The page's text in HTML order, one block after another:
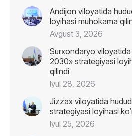
Andijon viloyatida
loyihasi muhokama
Avgust 3, 2026
Surxondaryo
2030» strategiyasi
qilindi
Iyul 28, 2026
Jizzax viloyatida
strategiyasi loyihasi
Iyul 25, 2026